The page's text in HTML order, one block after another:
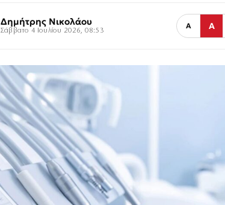
Δημήτρης Νικολάου
Σάββατο 4 Ιουλίου 2026, 08:53
Α Α